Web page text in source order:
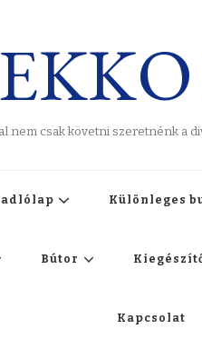
nem csak követni szeretnénk a
Különleges
Bútor
Kapcsolat